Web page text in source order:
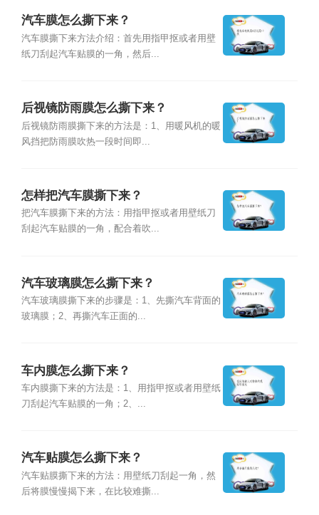
汽车膜怎么撕下来？
汽车膜撕下来方法介绍：首先用指甲抠或者用壁
纸刀刮起汽车贴膜的一角，然后...
后视镜防雨膜怎么撕下来？
后视镜防雨膜撕下来的方法是：1、用暖风机的暖
风挡把防雨膜吹热一段时间即...
怎样把汽车膜撕下来？
把汽车膜撕下来的方法：用指甲抠或者用壁纸刀
刮起汽车贴膜的一角，配合着吹...
汽车玻璃膜怎么撕下来？
汽车玻璃膜撕下来的步骤是：1、先撕汽车背面的
玻璃膜；2、再撕汽车正面的...
车内膜怎么撕下来？
车内膜撕下来的方法是：1、用指甲抠或者用壁纸
刀刮起汽车贴膜的一角；2、...
汽车贴膜怎么撕下来？
汽车贴膜撕下来的方法：用壁纸刀刮起一角，然
后将膜慢慢揭下来，在比较难撕...